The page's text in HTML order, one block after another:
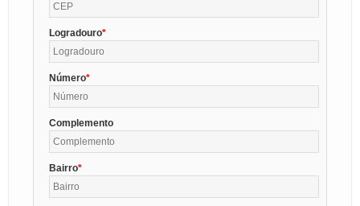
Logradouro
Número
Complemento
Bairro